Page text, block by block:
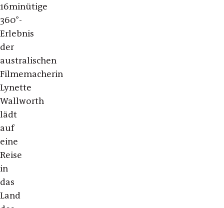
16minütige
360°-
Erlebnis
der
australischen
Filmemacherin
Lynette
Wallworth
lädt
auf
eine
Reise
in
das
Land